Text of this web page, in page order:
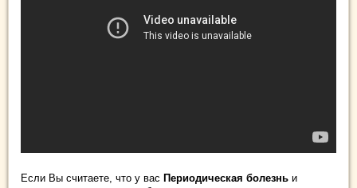
Если Вы считаете, что у вас Периодическая болезнь и